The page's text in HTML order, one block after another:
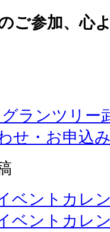
ご参加、心
ランツリー
せ・お申込
ベントカレ
ベントカレ